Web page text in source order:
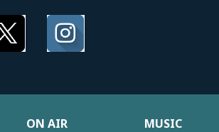
ON AIR
MUSIC